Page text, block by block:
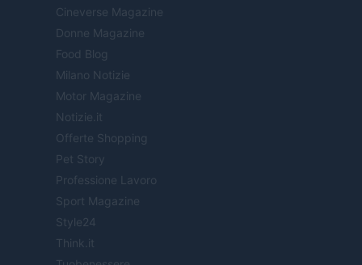
Cineverse Magazine
Donne Magazine
Food Blog
Milano Notizie
Motor Magazine
Notizie.it
Offerte Shopping
Pet Story
Professione Lavoro
Sport Magazine
Style24
Think.it